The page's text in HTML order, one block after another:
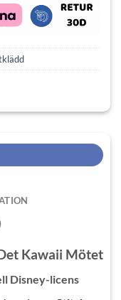
Kawaii Mötet
Disney-licens